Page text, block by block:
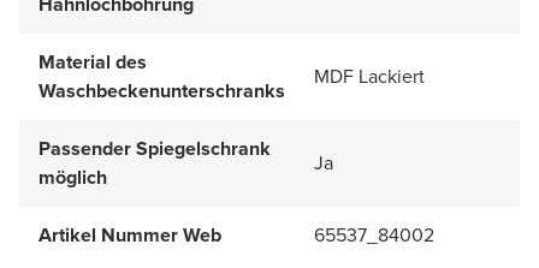
Material des
Waschbeckenunterschranks
MDF Lackiert
Passender Spiegelschrank
möglich
Ja
Artikel Nummer Web
65537_84002